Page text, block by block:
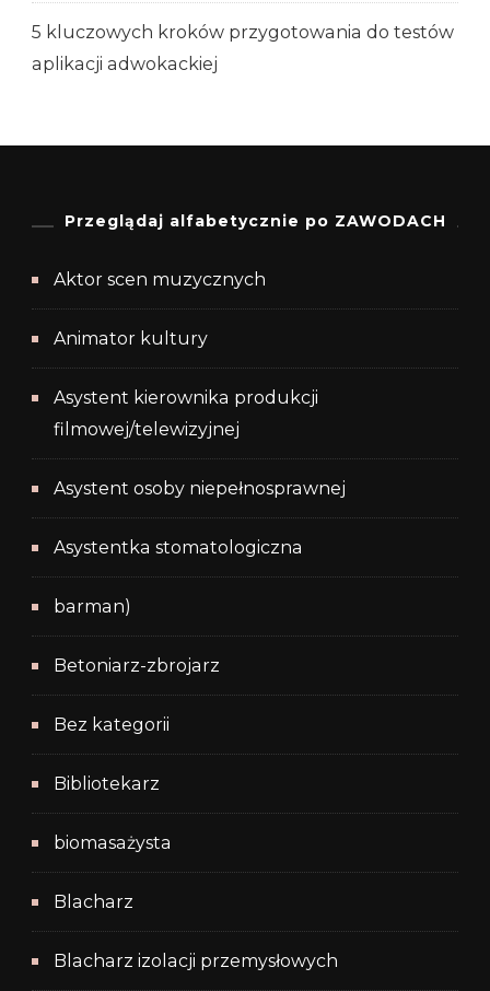
5 kluczowych kroków przygotowania do testów
aplikacji adwokackiej
Przeglądaj alfabetycznie po ZAWODACH
Aktor scen muzycznych
Animator kultury
Asystent kierownika produkcji
filmowej/telewizyjnej
Asystent osoby niepełnosprawnej
Asystentka stomatologiczna
barman)
Betoniarz-zbrojarz
Bez kategorii
Bibliotekarz
biomasażysta
Blacharz
Blacharz izolacji przemysłowych